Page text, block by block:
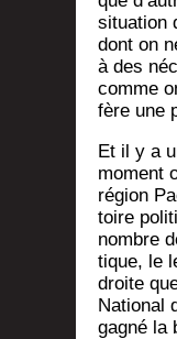
situa­tion
dont on
à des
comme
fère une
Et il y a
moment
région
toire
nombre
tique, le
droite
Natio­nal
gagné la